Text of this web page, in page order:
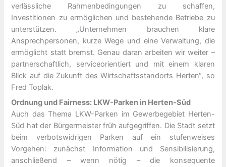
verlässliche Rahmenbedingungen zu schaffen,
Investitionen zu ermöglichen und bestehende Betriebe zu
unterstützen. „Unternehmen brauchen klare
Ansprechpersonen, kurze Wege und eine Verwaltung, die
ermöglicht statt bremst. Genau daran arbeiten wir weiter –
partnerschaftlich, serviceorientiert und mit einem klaren
Blick auf die Zukunft des Wirtschaftsstandorts Herten“, so
Fred Toplak.
Ordnung und Fairness: LKW-Parken in Herten-Süd
Auch das Thema LKW-Parken im Gewerbegebiet Herten-
Süd hat der Bürgermeister früh aufgegriffen. Die Stadt setzt
beim verbotswidrigen Parken auf ein stufenweises
Vorgehen: zunächst Information und Sensibilisierung,
anschließend – wenn nötig – die konsequente